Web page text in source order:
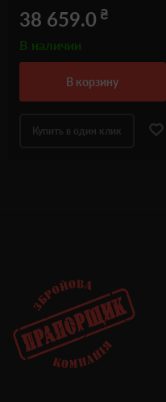
38 659.0 ₴
В наличии
в корзину
Купить в один клик